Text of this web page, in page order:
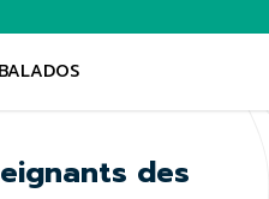
BALADOS
des